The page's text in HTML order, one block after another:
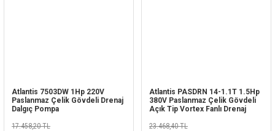
Atlantis 7503DW 1Hp 220V
Paslanmaz Çelik Gövdeli Drenaj
Dalgıç Pompa
17.458,20 TL
Atlantis PASDRN 14-1.1T 1.5Hp
380V Paslanmaz Çelik Gövdeli
Açık Tip Vortex Fanlı Drenaj
23.468,40 TL